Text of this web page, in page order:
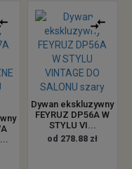
Dywan ekskluzywny
FEYRUZ DP56A W
STYLU VI...
od 278.88 zł